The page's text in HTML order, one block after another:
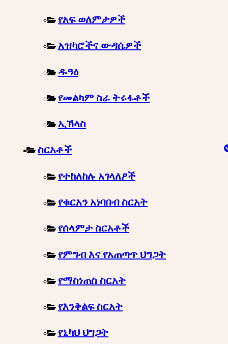
የአፍ ወለምታዎች
አዝካሮችና ውዳሴዎች
ዱዓዕ
የመልካም ስራ ትሩፋቶች
ኢኽላስ
ስርአቶች
የተከለከሉ አገላለፆች
የቁርአን አነባበብ ስርአት
የሰላምታ ስርአቶች
የምግብ እና የአጠጣጥ ህግጋት
የማስነጠስ ስርአት
የእንቅልፍ ስርአት
የኒካህ ህግጋት